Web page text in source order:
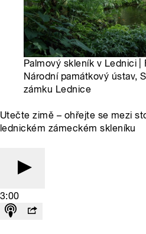
Palmový skleník v Lednici |
Národní památkový ústav,
zámku Lednice
Utečte zimě – ohřejte se mezi
lednickém zámeckém skleníku
3:00